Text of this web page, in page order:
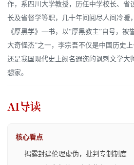
作，系四川大学教授，历任中学校长、省
长及省督学等职，几十年间阅尽人间冷暖
《厚黑学》一书，以“厚黑教主”自号，被
大奇怪杰”之一，李宗吾不仅是中国历史
还是我国现代史上阙名遐迩的讽剌文学大
想家。
AI导读
核心看点
揭露封建伦理虚伪，批判专制制度